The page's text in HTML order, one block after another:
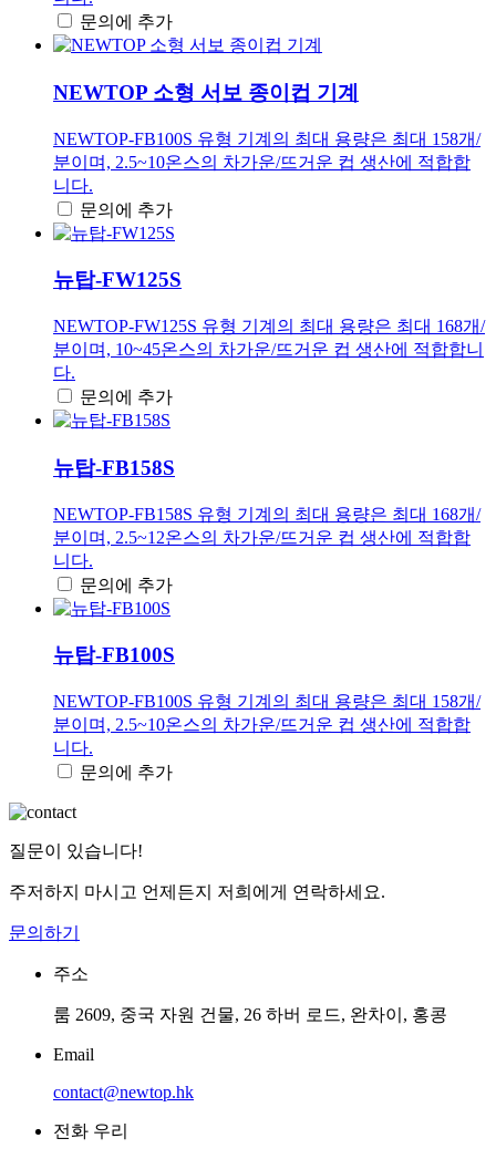
문의에 추가
NEWTOP 소형 서보 종이컵 기계
NEWTOP-FB100S 유형 기계의 최대 용량은 최대 158개/
분이며, 2.5~10온스의 차가운/뜨거운 컵 생산에 적합합
니다.
문의에 추가
뉴탑-FW125S
NEWTOP-FW125S 유형 기계의 최대 용량은 최대 168개/
분이며, 10~45온스의 차가운/뜨거운 컵 생산에 적합합니
다.
문의에 추가
뉴탑-FB158S
NEWTOP-FB158S 유형 기계의 최대 용량은 최대 168개/
분이며, 2.5~12온스의 차가운/뜨거운 컵 생산에 적합합
니다.
문의에 추가
뉴탑-FB100S
NEWTOP-FB100S 유형 기계의 최대 용량은 최대 158개/
분이며, 2.5~10온스의 차가운/뜨거운 컵 생산에 적합합
니다.
문의에 추가
질문이 있습니다!
주저하지 마시고 언제든지 저희에게 연락하세요.
문의하기
주소
룸 2609, 중국 자원 건물, 26 하버 로드, 완차이, 홍콩
Email
contact@newtop.hk
전화 우리